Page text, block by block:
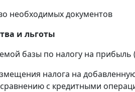
необходимых документов
и льготы
базы по налогу на прибыль
налога на
с кредитными